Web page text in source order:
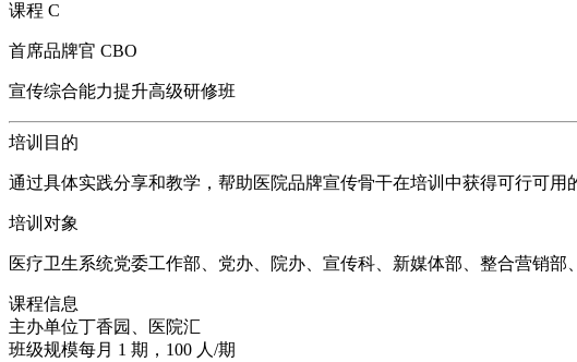
课程 C
首席品牌官 CBO
宣传综合能力提升高级研修班
培训目的
通过具体实践分享和教学，帮助医院品牌宣传骨干在培训中获得可行可
培训对象
医疗卫生系统党委工作部、党办、院办、宣传科、新媒体部、整合营销
课程信息
主办单位丁香园、医院汇
班级规模每月 1 期，100 人/期